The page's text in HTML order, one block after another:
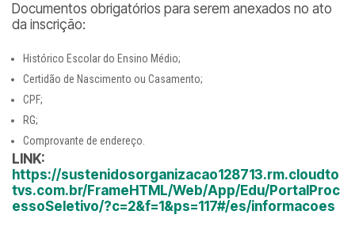
Documentos obrigatórios para serem anexados no ato
da inscrição:
Histórico Escolar do Ensino Médio;
Certidão de Nascimento ou Casamento;
CPF;
RG;
Comprovante de endereço.
LINK:
https://sustenidosorganizacao128713.rm.cloudto
tvs.com.br/FrameHTML/Web/App/Edu/PortalProc
essoSeletivo/?c=2&f=1&ps=117#/es/informacoes